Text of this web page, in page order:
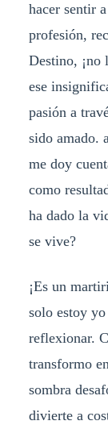
hacer sentir
profesión,
Destino, ¡no
ese
pasión a
sido amado.
me doy
como
ha dado la
se vive?
¡Es un
solo estoy
reflexionar.
transformo
sombra
divierte a